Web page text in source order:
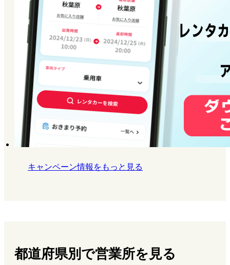
キャンペーン情報をもっと見る
都道府県別で営業所を見る